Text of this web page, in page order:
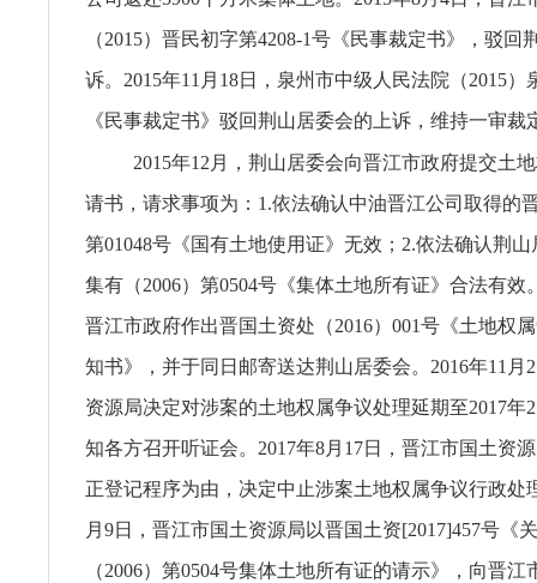
（2015）晋民初字第4208-1号《民事裁定书》，驳回
诉。2015年11月18日，泉州市中级人民法院（2015）
《民事裁定书》驳回荆山居委会的上诉，维持一审裁
2015年12月，荆山居委会向晋江市政府提交土
请书，请求事项为：1.依法确认中油晋江公司取得的
第01048号《国有土地使用证》无效；2.依法确认荆
集有（2006）第0504号《集体土地所有证》合法有效
晋江市政府作出晋国土资处（2016）001号《土地权
知书》，并于同日邮寄送达荆山居委会。2016年11月
资源局决定对涉案的土地权属争议处理延期至2017年
知各方召开听证会。2017年8月17日，晋江市国土资
正登记程序为由，决定中止涉案土地权属争议行政处
月9日，晋江市国土资源局以晋国土资[2017]457号《
（2006）第0504号集体土地所有证的请示》，向晋